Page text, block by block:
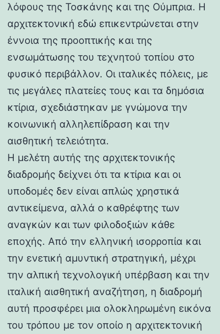
λόφους της Τοσκάνης και της Ούμπρια. Η
αρχιτεκτονική εδώ επικεντρώνεται στην
έννοια της προοπτικής και της
ενσωμάτωσης του τεχνητού τοπίου στο
φυσικό περιβάλλον. Οι ιταλικές πόλεις, με
τις μεγάλες πλατείες τους και τα δημόσια
κτίρια, σχεδιάστηκαν με γνώμονα την
κοινωνική αλληλεπίδραση και την
αισθητική τελειότητα.
Η μελέτη αυτής της αρχιτεκτονικής
διαδρομής δείχνει ότι τα κτίρια και οι
υποδομές δεν είναι απλώς χρηστικά
αντικείμενα, αλλά ο καθρέφτης των
αναγκών και των φιλοδοξιών κάθε
εποχής. Από την ελληνική ισορροπία και
την ενετική αμυντική στρατηγική, μέχρι
την αλπική τεχνολογική υπέρβαση και την
ιταλική αισθητική αναζήτηση, η διαδρομή
αυτή προσφέρει μια ολοκληρωμένη εικόνα
του τρόπου με τον οποίο η αρχιτεκτονική